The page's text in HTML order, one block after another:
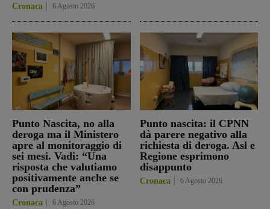
Cronaca 6 Agosto 2026
Punto Nascita, no alla
deroga ma il Ministero
apre al monitoraggio di
sei mesi. Vadi: “Una
risposta che valutiamo
positivamente anche se
con prudenza”
Cronaca 6 Agosto 2026
Punto nascita: il CPNN
dà parere negativo alla
richiesta di deroga. Asl e
Regione esprimono
disappunto
Cronaca 6 Agosto 2026